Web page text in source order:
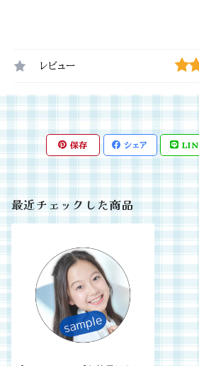
レビュー
保存 シェア
最近チェックした商品